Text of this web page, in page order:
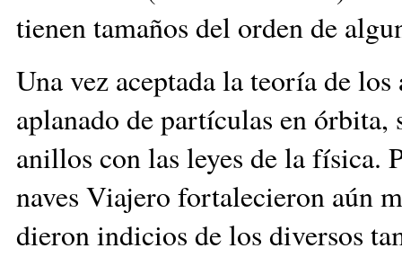
tienen tamaños del orden de
Una vez aceptada la teoría de
aplanado de partículas en
anillos con las leyes de la física.
naves Viajero fortalecieron aún
dieron indicios de los diversos